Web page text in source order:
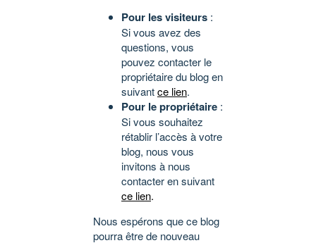
Pour les visiteurs :
Si vous avez des
questions, vous
pouvez contacter le
propriétaire du blog en
suivantce lien.
Pour le propriétaire :
Si vous souhaitez
rétablir l’accès à votre
blog, nous vous
invitons à nous
contacter en suivant
ce lien.
Nous espérons que ce blog
pourra être de nouveau